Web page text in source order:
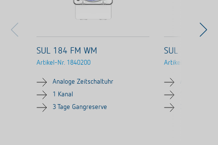
SUL 184 FM WM
Artikel-Nr. 1840200
Analoge Zeitschaltuhr
1 Kanal
3 Tage Gangreserve
SUL 184 FME
Artikel-Nr.